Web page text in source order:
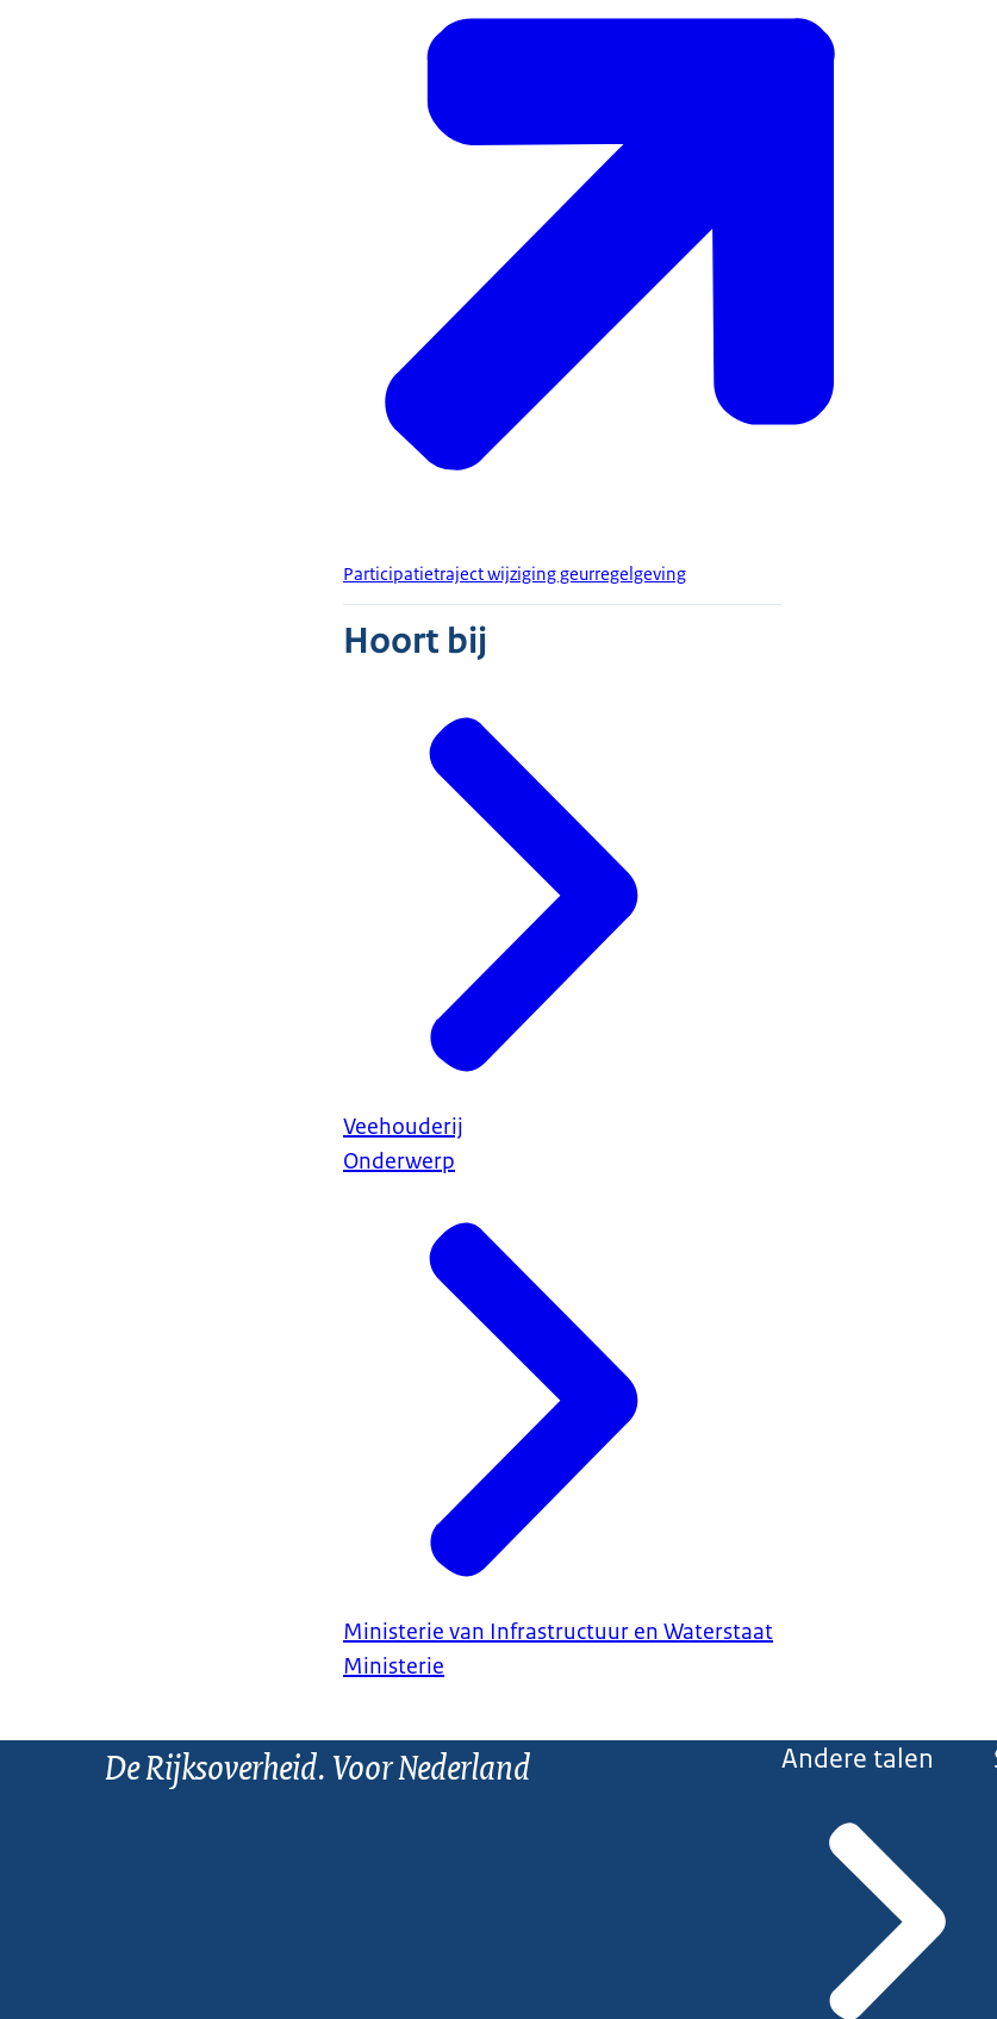
Participatietraject wijziging geurregelgeving
Hoort bij
Veehouderij
Onderwerp
Ministerie van Infrastructuur en Waterstaat
Ministerie
De Rijksoverheid. Voor Nederland Andere talen